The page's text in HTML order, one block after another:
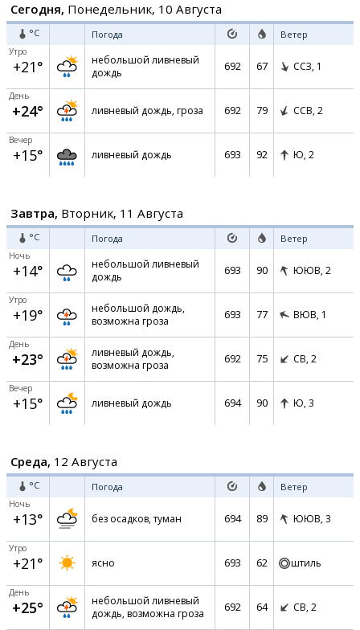
Сегодня, Понедельник, 10 Августа
°C Погода Ветер
Утро
+21°
небольшой ливневый
дождь
692 67 ССЗ, 1
День
+24° ливневый дождь, гроза 692 79 ССВ, 2
Вечер
+15° ливневый дождь 693 92 Ю, 2
Завтра, Вторник, 11 Августа
°C Погода Ветер
Ночь
+14°
небольшой ливневый
дождь
693 90 ЮЮВ, 2
Утро
+19°
небольшой дождь,
возможна гроза
693 77 ВЮВ, 1
День
+23°
ливневый дождь,
возможна гроза
692 75 СВ, 2
Вечер
+15° ливневый дождь 694 90 Ю, 3
Среда, 12 Августа
°C Погода Ветер
Ночь
+13° без осадков, туман 694 89 ЮЮВ, 3
Утро
+21° ясно 693 62 штиль
День
+25°
небольшой ливневый
дождь, возможна гроза
692 64 СВ, 2